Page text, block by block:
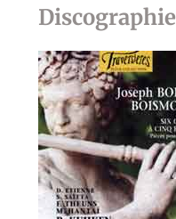
Discographie